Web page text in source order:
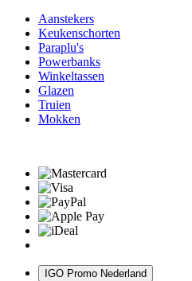
Aanstekers
Keukenschorten
Paraplu's
Powerbanks
Winkeltassen
Glazen
Truien
Mokken
IGO Promo Nederland